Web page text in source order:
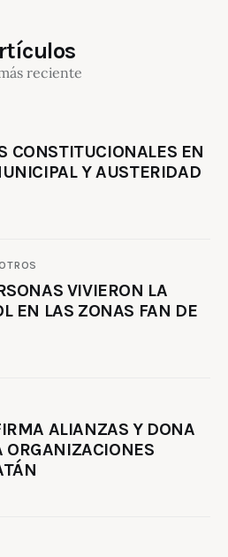
reciente
CONSTITUCIONALES EN
Y AUSTERIDAD
VIVIERON LA
EN LAS ZONAS FAN DE
ALIANZAS Y DONA
ORGANIZACIONES